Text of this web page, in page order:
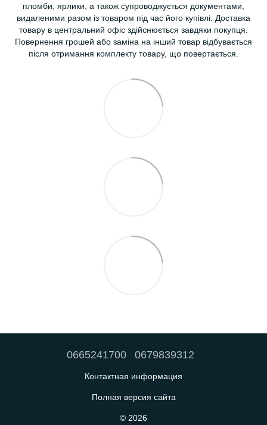
пломби, ярлики, а також супроводжується документами,
видаленими разом із товаром під час його купівлі. Доставка
товару в центральний офіс здійснюється завдяки покупця.
Повернення грошей або заміна на інший товар відбувається
після отримання комплекту товару, що повертається.
0665241700 0679839312
Контактная информация
Полная версия сайта
© 2026